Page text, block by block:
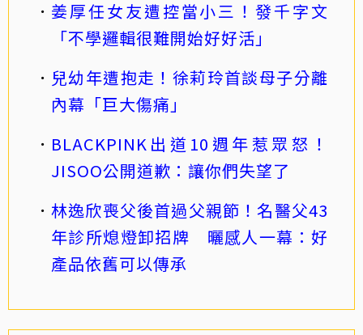
姜厚任女友遭控當小三！發千字文
「不學邏輯很難開始好好活」
兒幼年遭抱走！徐莉玲首談母子分離
內幕「巨大傷痛」
BLACKPINK出道10週年惹眾怒！
JISOO公開道歉：讓你們失望了
林逸欣喪父後首過父親節！名醫父43
年診所熄燈卸招牌 曬感人一幕：好
產品依舊可以傳承